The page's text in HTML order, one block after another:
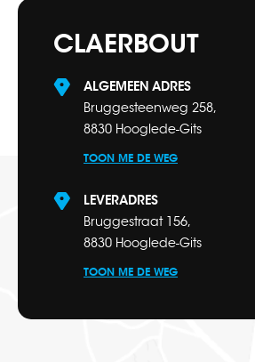
CLAERBOUT
ALGEMEEN ADRES
Bruggesteenweg 258,
8830 Hooglede-Gits
TOON ME DE WEG
LEVERADRES
Bruggestraat 156,
8830 Hooglede-Gits
TOON ME DE WEG